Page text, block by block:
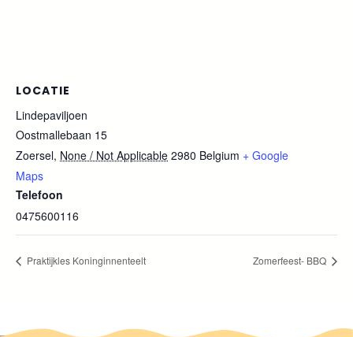
LOCATIE
Lindepaviljoen
Oostmallebaan 15
Zoersel, None / Not Applicable 2980 Belgium + Google
Maps
Telefoon
0475600116
Praktijkles Koninginnenteelt Zomerfeest- BBQ